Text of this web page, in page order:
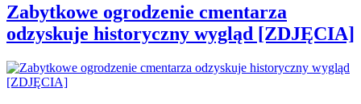
Zabytkowe ogrodzenie cmentarza
odzyskuje historyczny wygląd [ZDJĘCIA]